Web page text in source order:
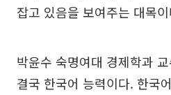
잡고 있음을 보여주는 대목
박윤수 숙명여대 경제학과
결국 한국어 능력이다. 한국